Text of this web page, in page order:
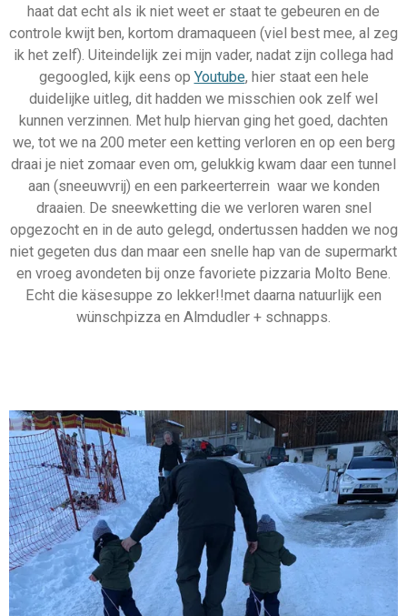
haat dat echt als ik niet weet er staat te gebeuren en de
controle kwijt ben, kortom dramaqueen (viel best mee, al zeg
ik het zelf). Uiteindelijk zei mijn vader, nadat zijn collega had
gegoogled, kijk eens op Youtube, hier staat een hele
duidelijke uitleg, dit hadden we misschien ook zelf wel
kunnen verzinnen. Met hulp hiervan ging het goed, dachten
we, tot we na 200 meter een ketting verloren en op een berg
draai je niet zomaar even om, gelukkig kwam daar een tunnel
aan (sneeuwvrij) en een parkeerterrein waar we konden
draaien. De sneewketting die we verloren waren snel
opgezocht en in de auto gelegd, ondertussen hadden we nog
niet gegeten dus dan maar een snelle hap van de supermarkt
en vroeg avondeten bij onze favoriete pizzaria Molto Bene.
Echt die käsesuppe zo lekker!!met daarna natuurlijk een
wünschpizza en Almdudler + schnapps.